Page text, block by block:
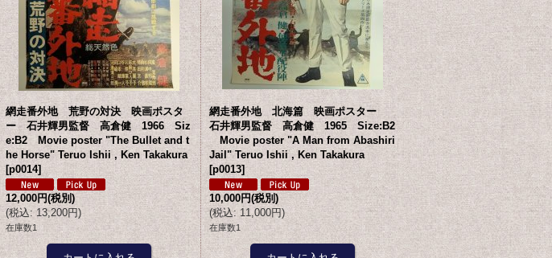
網走番外地 荒野の対決 映画ポスタ
ー 石井輝男監督 高倉健 1966 Siz
e:B2 Movie poster "The Bullet and t
he Horse" Teruo Ishii , Ken Takakura
[p0014]
12,000円(税別)
(税込: 13,200円)
在庫数1
網走番外地 北海篇 映画ポスター
石井輝男監督 高倉健 1965 Size:B2
Movie poster "A Man from Abashiri
Jail" Teruo Ishii , Ken Takakura
[p0013]
10,000円(税別)
(税込: 11,000円)
在庫数1